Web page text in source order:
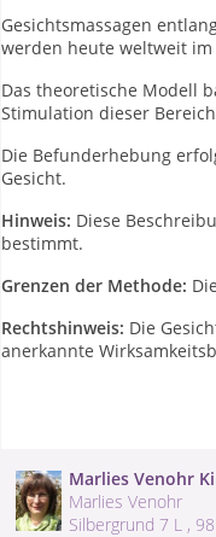
Gesichtsmassagen
werden heute weltweit
Das theoretische Modell
Stimulation dieser
Die Befunderhebung
Gesicht.
Hinweis: Diese
bestimmt.
Grenzen der Methode:
Rechtshinweis: Die
anerkannte
Marlies Venohr
Marlies Venohr
Silbergrund 7 L ,